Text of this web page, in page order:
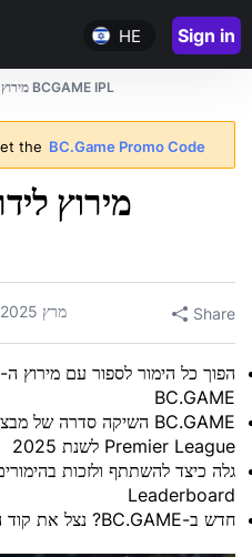
HE Sign in
מירוץ לידרבורד השבועי של BCGAME IPL
the BC.Game Promo Code
מירוץ
20 מרץ 2025 Share
BC.GAME
Premier League לשנת 2025
Leaderboard
חדש ב-BC.GAME? נצל את קוד ההטבה שלנו לשנת 2025